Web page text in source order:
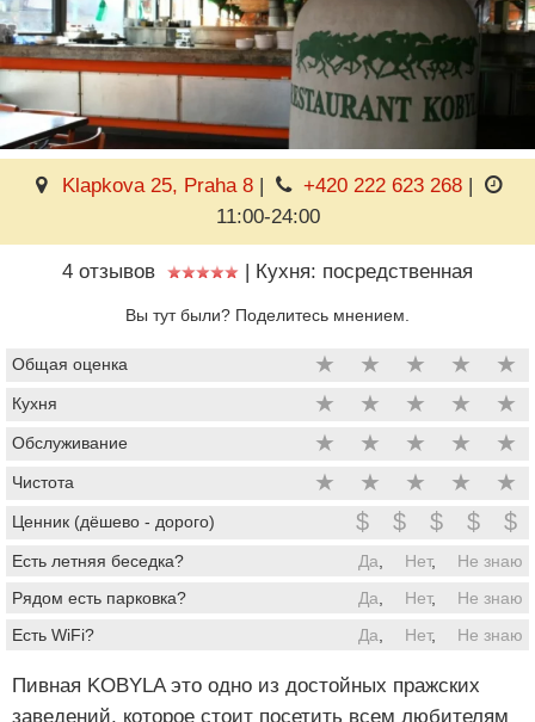
Klapkova 25, Praha 8| +420 222 623 268 |
11:00-24:00
4 отзывов | Кухня: посредственная
Вы тут были? Поделитесь мнением.
Общая оценка ★ ★ ★ ★ ★
Кухня ★ ★ ★ ★ ★
Обслуживание ★ ★ ★ ★ ★
Чистота ★ ★ ★ ★ ★
Ценник (дёшево - дорого) $ $ $ $ $
Есть летняя беседка? Да Нет,
Не знаю
Рядом есть парковка?
Да Нет,
Не знаю
Есть WiFi?
Да Нет, Не знаю
Пивная KOBYLA это одно из достойных пражских
заведений, которое стоит посетить всем любителям